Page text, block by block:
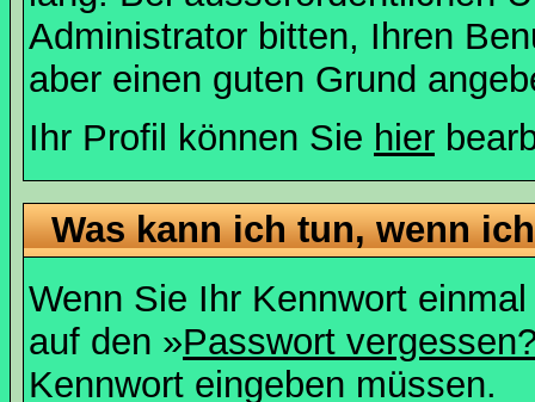
Administrator bitten, Ihren
aber einen guten Grund
Ihr Profil können Sie hier
Was kann ich tun, wenn
Wenn Sie Ihr Kennwort
auf den »Passwort
Kennwort eingeben müssen.